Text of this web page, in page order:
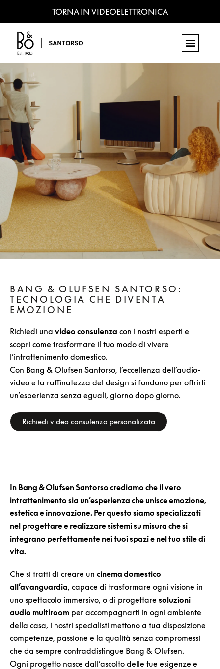
TORNA IN VIDEOELETTRONICA
BANG & OLUFSEN SANTORSO:
TECNOLOGIA CHE DIVENTA
EMOZIONE
Richiedi una video consulenza con i nostri esperti e
scopri come trasformare il tuo modo di vivere
l’intrattenimento domestico.
Con Bang & Olufsen Santorso, l’eccellenza dell’audio-
video e la raffinatezza del design si fondono per offrirti
un’esperienza senza eguali, giorno dopo giorno.
Richiedi video consulenza personalizata
In Bang & Olufsen Santorso crediamo che il vero
intrattenimento sia un’esperienza che unisce emozione,
estetica e innovazione. Per questo siamo specializzati
nel progettare e realizzare sistemi su misura che si
integrano perfettamente nei tuoi spazi e nel tuo stile di
vita.
Che si tratti di creare un cinema domestico
all’avanguardia, capace di trasformare ogni visione in
uno spettacolo immersivo, o di progettare soluzioni
audio multiroom per accompagnarti in ogni ambiente
della casa, i nostri specialisti mettono a tua disposizione
competenze, passione e la qualità senza compromessi
che da sempre contraddistingue Bang & Olufsen.
Ogni progetto nasce dall’ascolto delle tue esigenze e